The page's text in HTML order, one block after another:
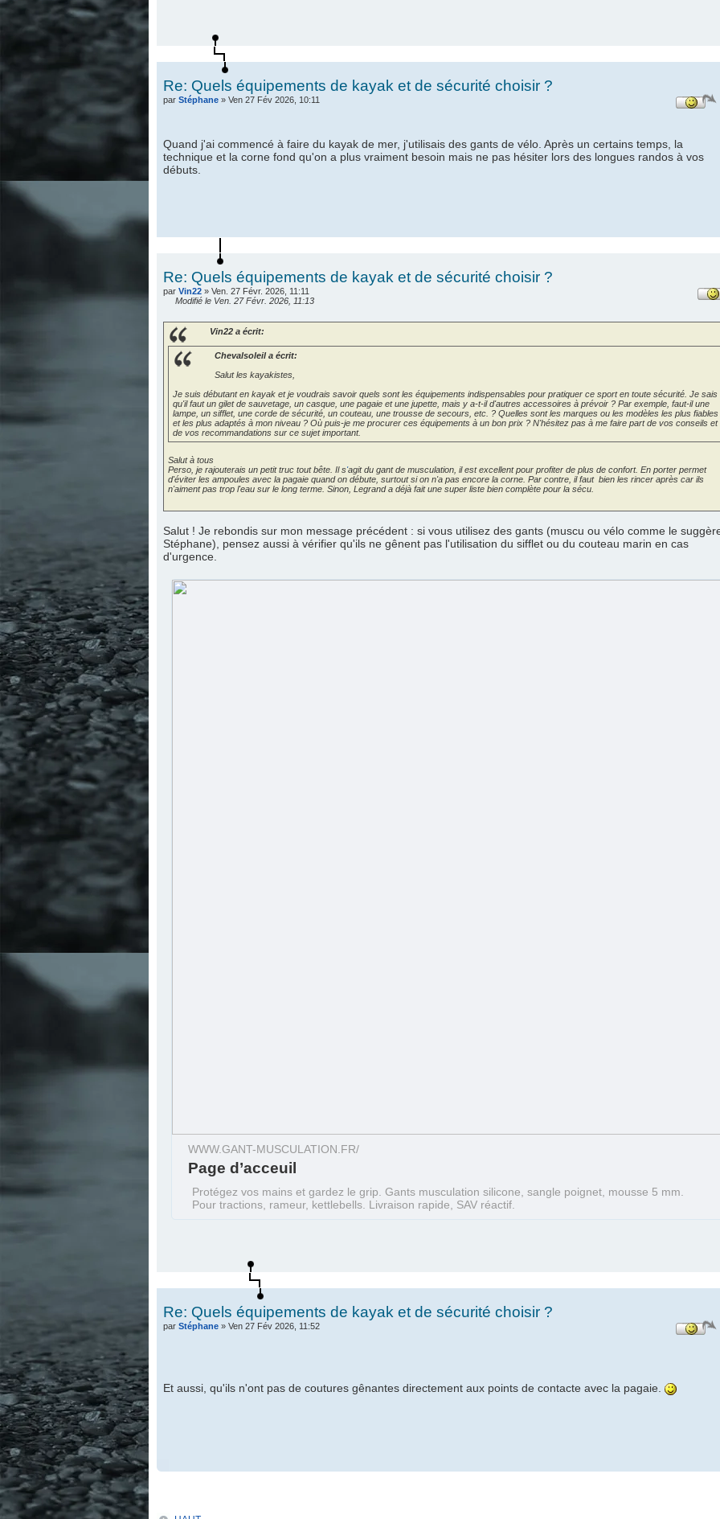
Re: Quels équipements de kayak et de sécurité choisir ?
par Stéphane» Ven 27 Fév 2026, 10:11
Quand j'ai commencé à faire du kayak de mer, j'utilisais des gants de vélo. Après un certains temps, la
technique et la corne fond qu'on a plus vraiment besoin mais ne pas hésiter lors des longues randos à vos
débuts.
Re: Quels équipements de kayak et de sécurité choisir ?
par Vin22» Ven. 27 Févr. 2026, 11:11
Modifié le Ven. 27 Févr. 2026, 11:13
Vin22 a écrit:
Chevalsoleil a écrit:
Salut les kayakistes,
Je suis débutant en kayak et je voudrais savoir quels sont les équipements indispensables pour pratiquer ce sport en toute sécurité. Je sais
qu'il faut un gilet de sauvetage, un casque, une pagaie et une jupette, mais y a-t-il d'autres accessoires à prévoir ? Par exemple, faut-il une
lampe, un sifflet, une corde de sécurité, un couteau, une trousse de secours, etc. ? Quelles sont les marques ou les modèles les plus fiables
et les plus adaptés à mon niveau ? Où puis-je me procurer ces équipements à un bon prix ? N'hésitez pas à me faire part de vos conseils et
de vos recommandations sur ce sujet important.
Salut à tous
Perso, je rajouterais un petit truc tout bête. Il s'agit du gant de musculation, il est excellent pour profiter de plus de confort. En porter permet
d'éviter les ampoules avec la pagaie quand on débute, surtout si on n'a pas encore la corne. Par contre, il faut bien les rincer après car ils
n'aiment pas trop l'eau sur le long terme. Sinon, Legrand a déjà fait une super liste bien complète pour la sécu.
Salut ! Je rebondis sur mon message précédent : si vous utilisez des gants (muscu ou vélo comme le
Stéphane), pensez aussi à vérifier qu'ils ne gênent pas l'utilisation du sifflet ou du couteau marin en cas
d'urgence.
WWW.GANT-MUSCULATION.FR/
Page d’acceuil
Protégez vos mains et gardez le grip. Gants musculation silicone, sangle poignet, mousse 5 mm.
Pour tractions, rameur, kettlebells. Livraison rapide, SAV réactif.
Re: Quels équipements de kayak et de sécurité choisir ?
par Stéphane» Ven 27 Fév 2026, 11:52
Et aussi, qu'ils n'ont pas de coutures gênantes directement aux points de contacte avec la pagaie.
.